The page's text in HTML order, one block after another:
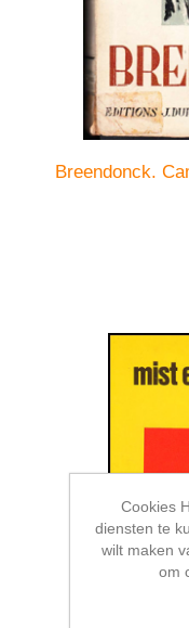
Breendonck.
Cookies
diensten te
wilt maken
om